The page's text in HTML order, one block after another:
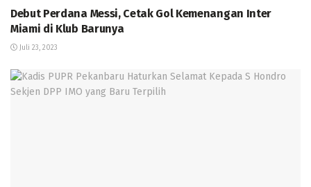
Debut Perdana Messi, Cetak Gol Kemenangan Inter
Miami di Klub Barunya
Juli 23, 2023